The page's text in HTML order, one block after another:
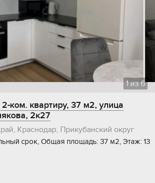
1из6
ком. квартиру, 37 м2, улица
2к27
Краснодар, Прикубанский округ
срок, Общая площадь: 37 м2, Этаж: 13